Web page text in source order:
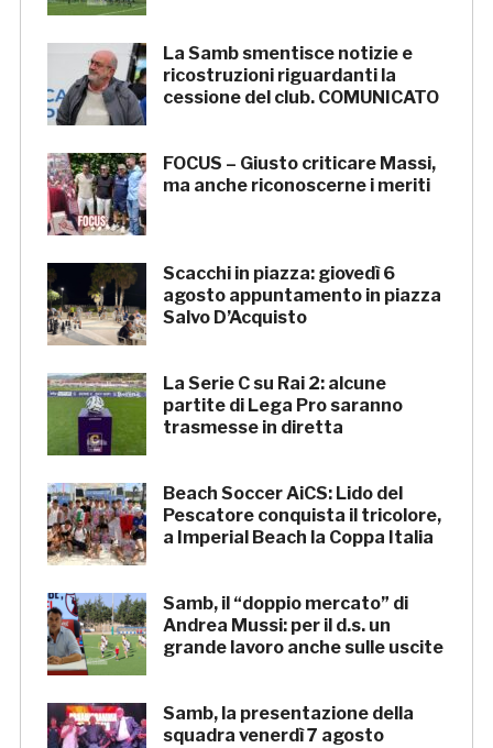
La Samb smentisce notizie e
ricostruzioni riguardanti la
cessione del club. COMUNICATO
FOCUS – Giusto criticare Massi,
ma anche riconoscerne i meriti
Scacchi in piazza: giovedì 6
agosto appuntamento in piazza
Salvo D’Acquisto
La Serie C su Rai 2: alcune
partite di Lega Pro saranno
trasmesse in diretta
Beach Soccer AiCS: Lido del
Pescatore conquista il tricolore,
a Imperial Beach la Coppa Italia
Samb, il “doppio mercato” di
Andrea Mussi: per il d.s. un
grande lavoro anche sulle uscite
Samb, la presentazione della
squadra venerdì 7 agosto